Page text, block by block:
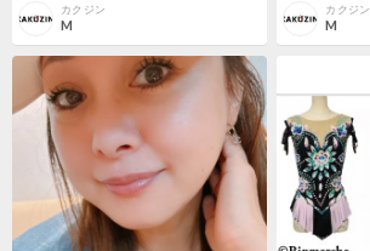
カクジン
M
カクジン
M